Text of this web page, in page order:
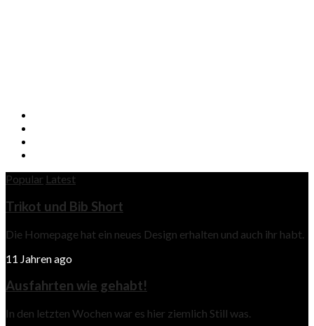
Popular Latest
Trikot und Bib Short
Die Homepage hat ein neues Design erhalten und auch ihr habt.
11 Jahren ago
Ausfahrten wie gehabt!
In den letzten Wochen war es hier ziemlich Still was.